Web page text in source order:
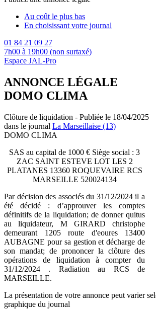
Au coût le plus bas
En choisissant votre journal
01 84 21 09 27
7h00 à 19h00 (non surtaxé)
Espace JAL-Pro
ANNONCE LÉGALE
DOMO CLIMA
Clôture de liquidation - Publiée le 18/04/2025
dans le journal La Marseillaise (13)
DOMO CLIMA
SAS au capital de 1000 € Siège social : 3
ZAC SAINT ESTEVE LOT LES 2
PLATANES 13360 ROQUEVAIRE RCS
MARSEILLE 520024134
Par décision des associés du 31/12/2024 il a
été décidé : d’approuver les comptes
définitifs de la liquidation; de donner quitus
au liquidateur, M GIRARD christophe
demeurant 1205 route d'eoures 13400
AUBAGNE pour sa gestion et décharge de
son mandat; de prononcer la clôture des
opérations de liquidation à compter du
31/12/2024 . Radiation au RCS de
MARSEILLE.
La présentation de votre annonce peut varier
graphique du journal